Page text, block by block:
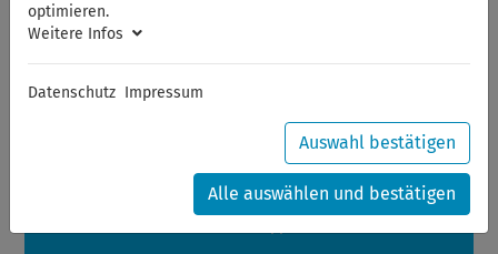
Sommerferien
Sehr geehrte Kunden,
Ihre Bestellungen in diesem Zeitraum werden ab dem
24.08.2026 verschickt.
Eine schöne Sommerpause
optimieren.
Weitere Infos
Datenschutz Impressum
Auswahl bestätigen
Alle auswählen und bestätigen